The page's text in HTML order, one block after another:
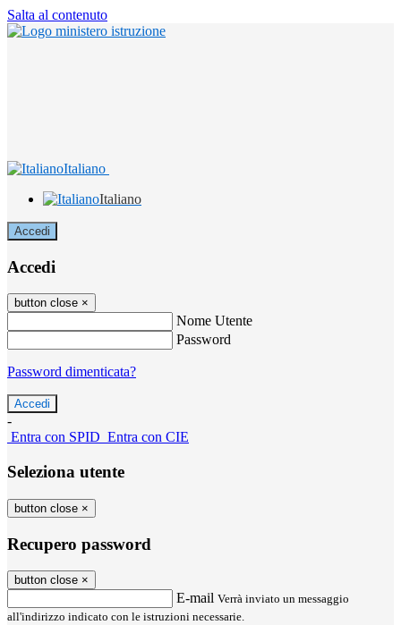
Salta al contenuto
Italiano
Italiano
Accedi
Accedi
button close ×
Nome Utente
Password
Password dimenticata?
-
Entra con SPID Entra con CIE
Seleziona utente
button close ×
Recupero password
button close ×
E-mail Verrà inviato un messaggio
all'indirizzo indicato con le istruzioni necessarie.